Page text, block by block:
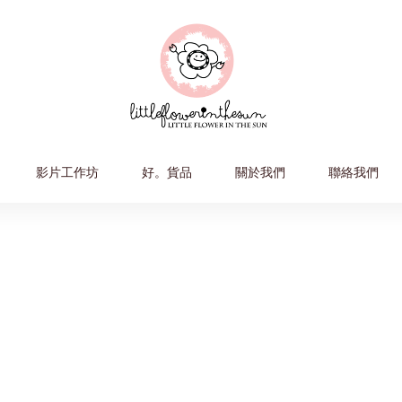
影片工作坊 好。貨品 關於我們 聯絡我們